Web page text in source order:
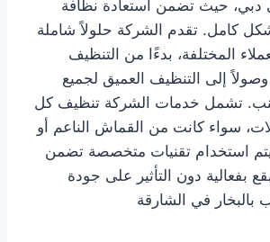
حيث تضمن استعادة نظافة
كامل. تقدم الشركة حلولاً شاملة
المختلفة، بدءًا من التنظيف
إلى التنظيف العميق لجميع
تشمل خدمات الشركة تنظيف كل
سواء كانت من القماش الناعم أو
يتم استخدام تقنيات متخصصة تضمن
بفعالية دون التأثير على جودة
بالبخار في الشارقة